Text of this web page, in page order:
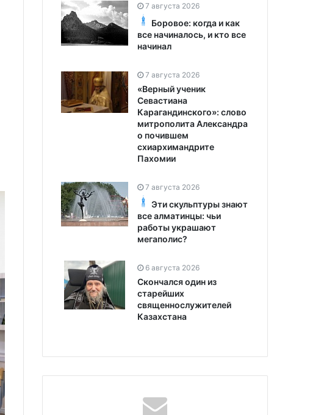
7 августа 2026
Боровое: когда и как
все начиналось, и кто все
начинал
7 августа 2026
«Верный ученик
Севастиана
Карагандинского»: слово
митрополита Александра
о почившем
схиархимандрите
Пахомии
7 августа 2026
Эти скульптуры знают
все алматинцы: чьи
работы украшают
мегаполис?
6 августа 2026
Скончался один из
старейших
священнослужителей
Казахстана